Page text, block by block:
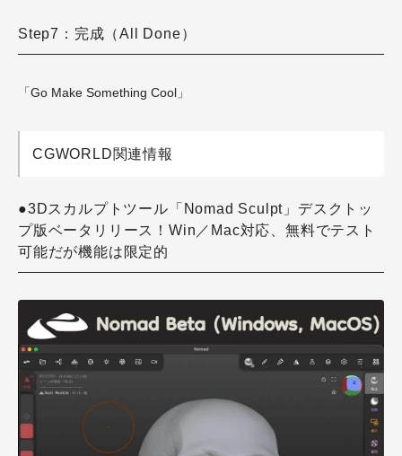
Step7：完成（All Done）
「Go Make Something Cool」
CGWORLD関連情報
●3Dスカルプトツール「Nomad Sculpt」デスクトッ
プ版ベータリリース！Win／Mac対応、無料でテスト
可能だが機能は限定的